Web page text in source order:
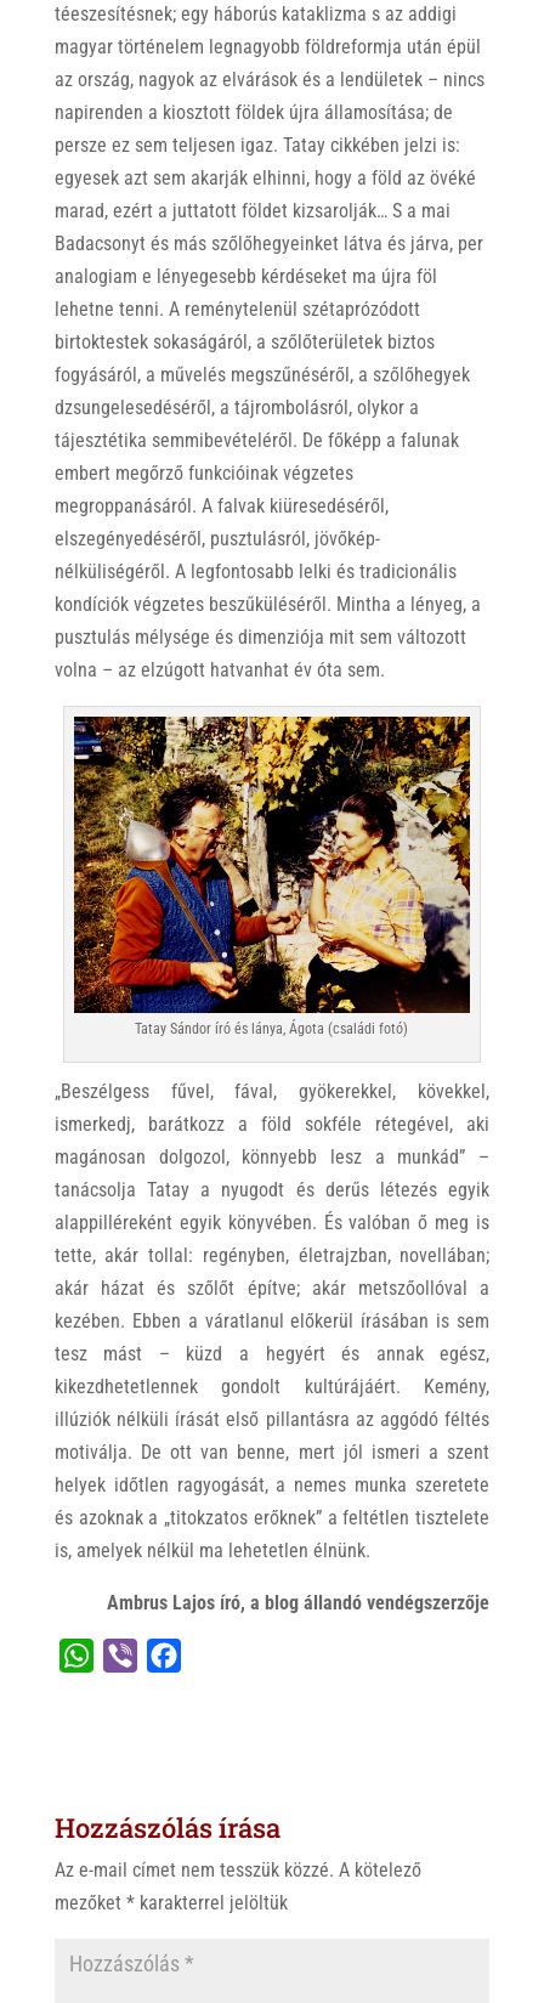
téeszesítésnek; egy háborús kataklizma s az addigi
magyar történelem legnagyobb földreformja után épül
az ország, nagyok az elvárások és a lendületek – nincs
napirenden a kiosztott földek újra államosítása; de
persze ez sem teljesen igaz. Tatay cikkében jelzi is:
egyesek azt sem akarják elhinni, hogy a föld az övéké
marad, ezért a juttatott földet kizsarolják… S a mai
Badacsonyt és más szőlőhegyeinket látva és járva, per
analogiam e lényegesebb kérdéseket ma újra föl
lehetne tenni. A reménytelenül szétaprózódott
birtoktestek sokaságáról, a szőlőterületek biztos
fogyásáról, a művelés megszűnéséről, a szőlőhegyek
dzsungelesedéséről, a tájrombolásról, olykor a
tájesztétika semmibevételéről. De főképp a falunak
embert megőrző funkcióinak végzetes
megroppanásáról. A falvak kiüresedéséről,
elszegényedéséről, pusztulásról, jövőkép-
nélküliségéről. A legfontosabb lelki és tradicionális
kondíciók végzetes beszűküléséről. Mintha a lényeg, a
pusztulás mélysége és dimenziója mit sem változott
volna – az elzúgott hatvanhat év óta sem.
Tatay Sándor író és lánya, Ágota (családi fotó)
„Beszélgess fűvel, fával, gyökerekkel, kövekkel,
ismerkedj, barátkozz a föld sokféle rétegével, aki
magánosan dolgozol, könnyebb lesz a munkád” –
tanácsolja Tatay a nyugodt és derűs létezés egyik
alappilléreként egyik könyvében. És valóban ő meg is
tette, akár tollal: regényben, életrajzban, novellában;
akár házat és szőlőt építve; akár metszőollóval a
kezében. Ebben a váratlanul előkerül írásában is sem
tesz mást – küzd a hegyért és annak egész,
kikezdhetetlennek gondolt kultúrájáért. Kemény,
illúziók nélküli írását első pillantásra az aggódó féltés
motiválja. De ott van benne, mert jól ismeri a szent
helyek időtlen ragyogását, a nemes munka szeretete
és azoknak a „titokzatos erőknek” a feltétlen tisztelete
is, amelyek nélkül ma lehetetlen élnünk.
Ambrus Lajos író, a blog állandó vendégszerzője
A
p
o
k
Hozzászólás írása
Az e-mail címet nem tesszük közzé. A kötelező
mezőket *karakterrel jelöltük